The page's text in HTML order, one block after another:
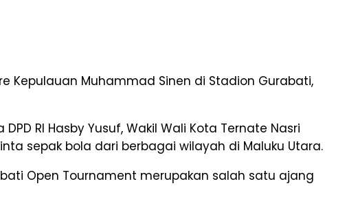
Kepulauan Muhammad Sinen di Stadion Gurabati,
RI Hasby Yusuf, Wakil Wali Kota Ternate Nasri
sepak bola dari berbagai wilayah di Maluku Utara.
Open Tournament merupakan salah satu ajang